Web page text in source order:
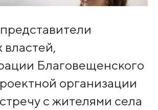
властей,
Благовещенского
организации
с жителями села